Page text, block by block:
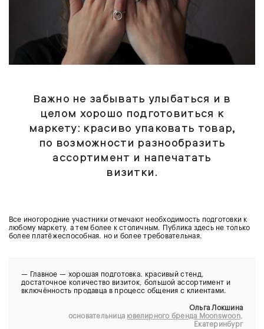
Важно не забывать улыбаться и в
целом хорошо подготовиться к
маркету: красиво упаковать товар,
по возможности разнообразить
ассортимент и напечатать
визитки.
Все иногородние участники отмечают необходимость подготовки к
любому маркету, а тем более к столичным. Публика здесь не только
более платёжеспособная. но и более требовательная.
— Главное — хорошая подготовка. красивый стенд,
достаточное количество визиток, большой ассортимент и
включённость продавца в процесс общения с клиентами.
Ольга Локшина
основательница ювелирного бренда Moonswoon,
Екатеринбург